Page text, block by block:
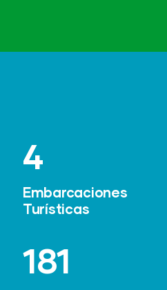
6
Embarcaciones
Turísticas
247